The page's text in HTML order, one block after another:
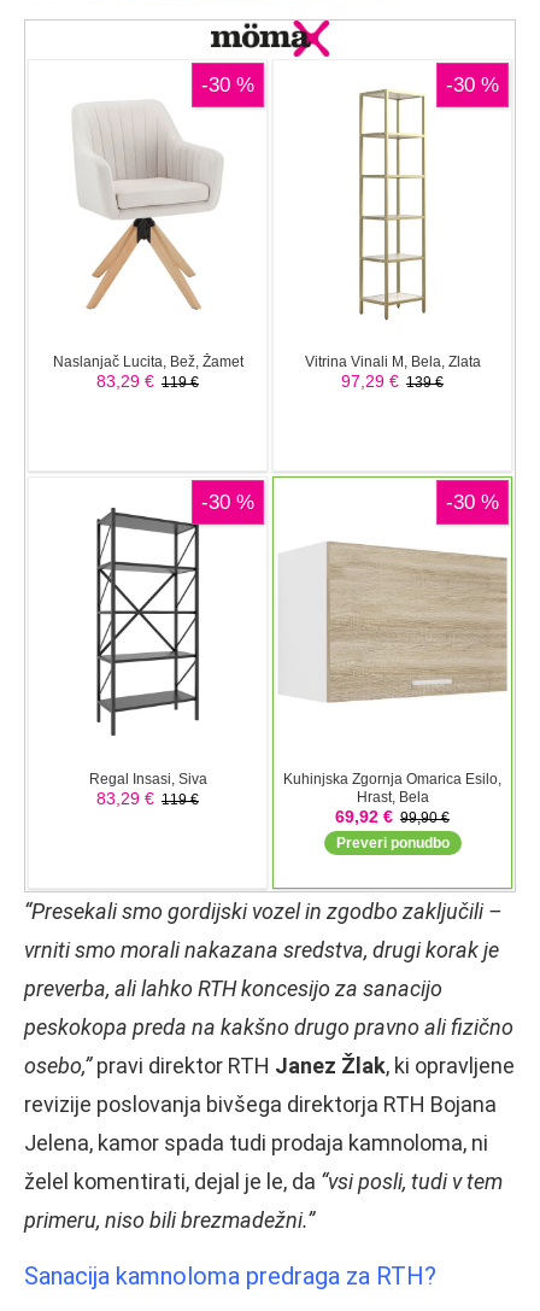
“Presekali smo gordijski vozel in zgodbo zaključili –
vrniti smo morali nakazana sredstva, drugi korak je
preverba, ali lahko RTH koncesijo za sanacijo
peskokopa preda na kakšno drugo pravno ali fizično
osebo,”pravi direktor RTH Janez Žlak, ki opravljene
revizije poslovanja bivšega direktorja RTH Bojana
Jelena, kamor spada tudi prodaja kamnoloma, ni
želel komentirati, dejal je le, da “vsi posli, tudi v tem
primeru, niso bili brezmadežni.”
Sanacija kamnoloma predraga za RTH?